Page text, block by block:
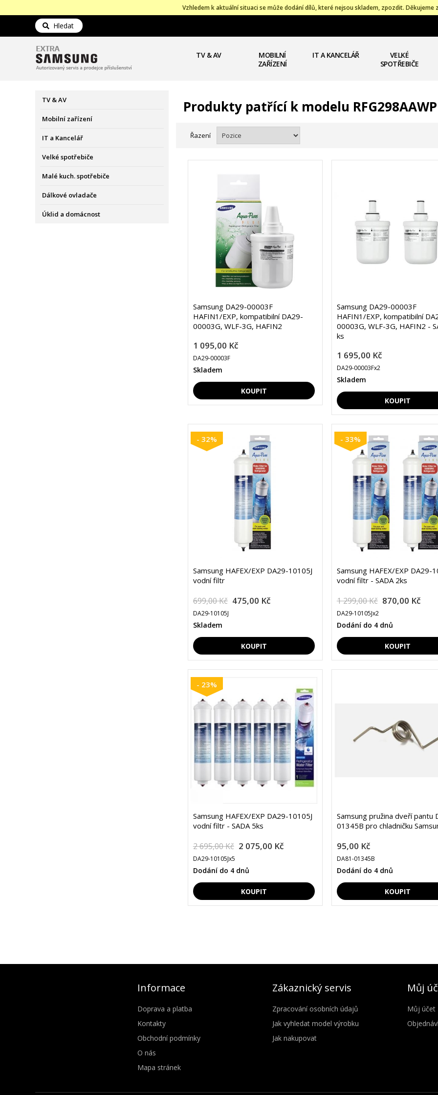
Vzhledem k aktuální situaci se může dodání dílů, které nejsou skladem, zpozdit. Děkujeme
Hledat
TV & AV
MOBILNÍ
ZAŘÍZENÍ
IT A KANCELÁŘ
VELKÉ
SPOTŘEBIČE
TV & AV
Mobilní zařízení
IT a Kancelář
Velké spotřebiče
Malé kuch. spotřebiče
Dálkové ovladače
Úklid a domácnost
Produkty patřící k modelu RFG298AAWP
Řazení
Samsung DA29-00003F
HAFIN1/EXP, kompatibilní DA29-
00003G, WLF-3G, HAFIN2
1 095,00 Kč
DA29-00003F
Skladem
Samsung DA29-00003F
HAFIN1/EXP, kompatibilní
00003G, WLF-3G, HAFIN2 -
ks
1 695,00 Kč
DA29-00003Fx2
Skladem
- 32%
Samsung HAFEX/EXP DA29-10105J
vodní filtr
699,00 Kč 475,00 Kč
DA29-10105J
Skladem
- 33%
Samsung HAFEX/EXP DA29-
vodní filtr - SADA 2ks
1 299,00 Kč 870,00 Kč
DA29-10105Jx2
Dodání do 4 dnů
- 23%
Samsung HAFEX/EXP DA29-10105J
vodní filtr - SADA 5ks
2 695,00 Kč 2 075,00 Kč
DA29-10105Jx5
Dodání do 4 dnů
Samsung pružina dveří pantu
01345B pro chladničku
95,00 Kč
DA81-01345B
Dodání do 4 dnů
Informace
Doprava a platba
Kontakty
Obchodní podmínky
O nás
Mapa stránek
Zákaznický servis
Zpracování osobních údajů
Jak vyhledat model výrobku
Jak nakupovat
Můj
Můj účet